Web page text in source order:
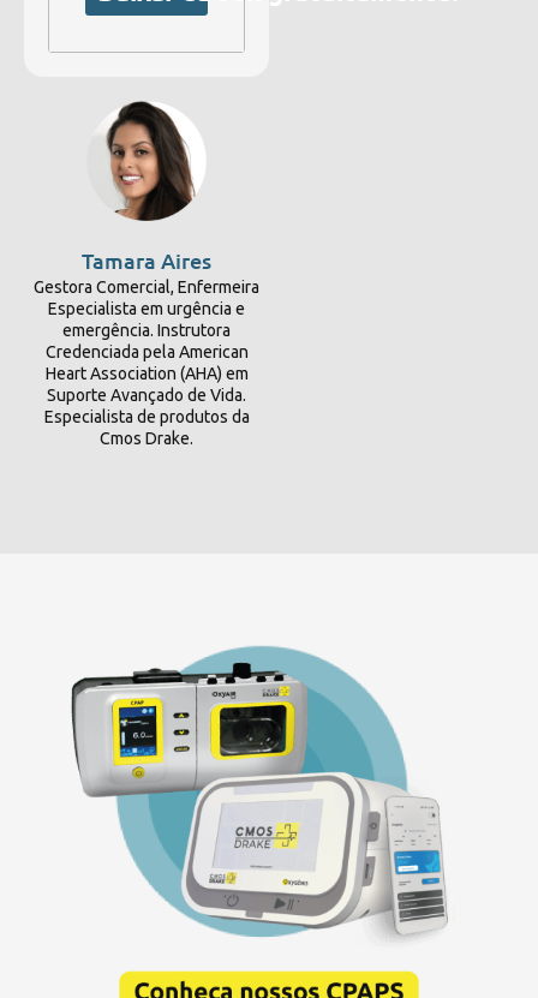
Tamara Aires
Gestora Comercial, Enfermeira
Especialista em urgência e
emergência. Instrutora
Credenciada pela American
Heart Association (AHA) em
Suporte Avançado de Vida.
Especialista de produtos da
Cmos Drake.